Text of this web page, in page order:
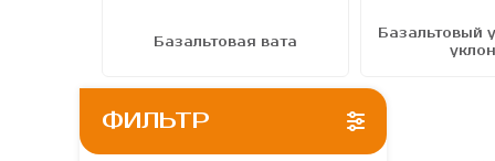
Базальтовая вата
Базальтовый
ФИЛЬТР